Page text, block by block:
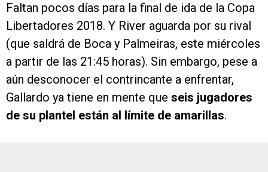
Faltan pocos días para la final de ida de la Copa
Libertadores 2018. Y River aguarda por su rival
(que saldrá de Boca y Palmeiras, este miércoles
a partir de las 21:45 horas). Sin embargo, pese a
aún desconocer el contrincante a enfrentar,
Gallardo ya tiene en mente que seis jugadores
de su plantel están al límite de amarillas.